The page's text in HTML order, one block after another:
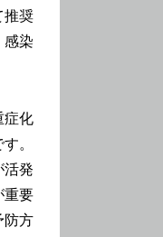
推奨
感染
症化
。
活発
重要
防方